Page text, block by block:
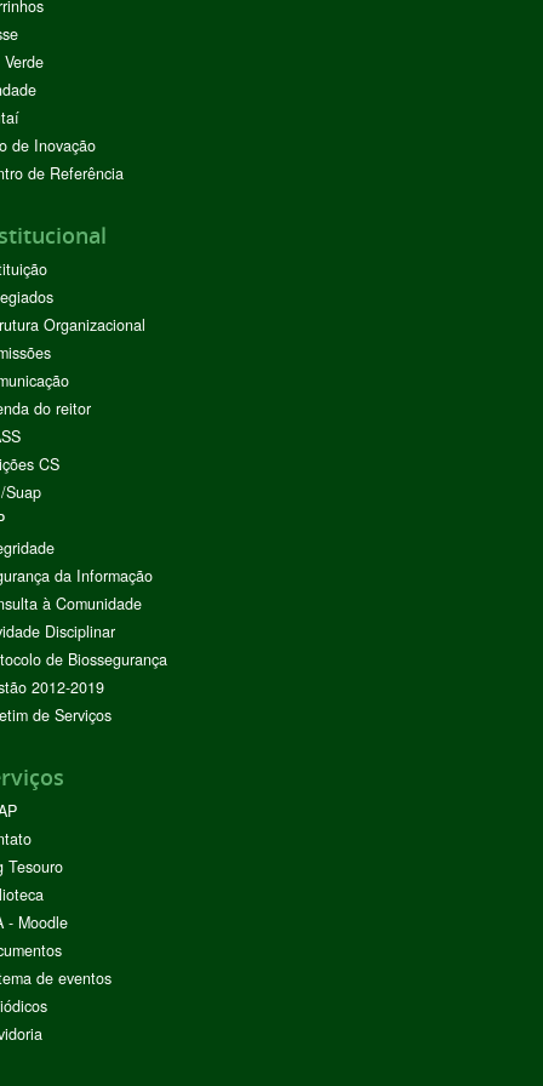
de Inovação
de Referência
Organizacional
do reitor
CS
Suap
da Informação
à Comunidade
Disciplinar
de Biossegurança
2012-2019
de Serviços
Tesouro
- Moodle
de eventos